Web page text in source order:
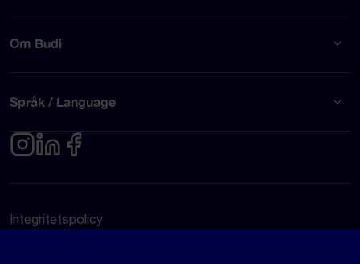
Om Budi
Språk / Language
Integritetspolicy